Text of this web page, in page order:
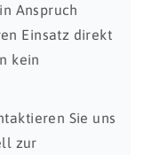
in Anspruch
Einsatz direkt
kein
Sie uns
zur